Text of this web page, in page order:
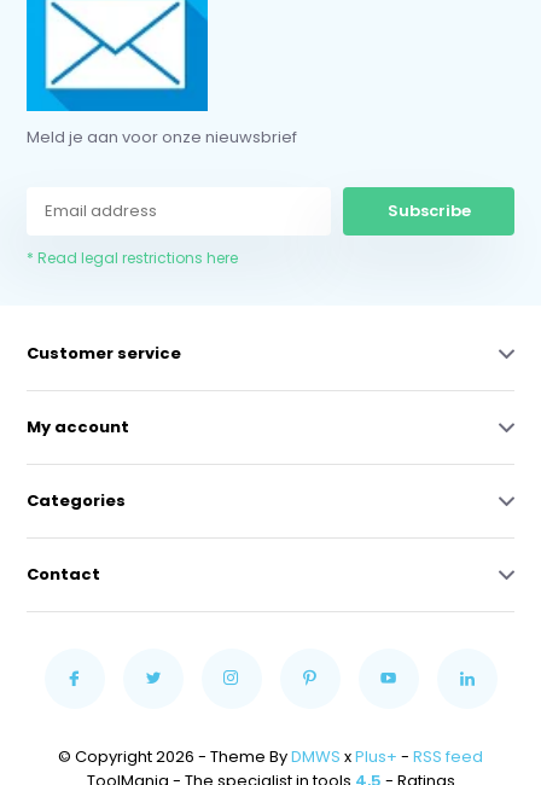
Meld je aan voor onze nieuwsbrief
Subscribe
* Read legal restrictions here
Customer service
My account
Categories
Contact
© Copyright 2026 - Theme ByDMWS xPlus+ - RSS feed
ToolMania - The specialist in tools 4,5 - Ratings
* Read legal restrictions here